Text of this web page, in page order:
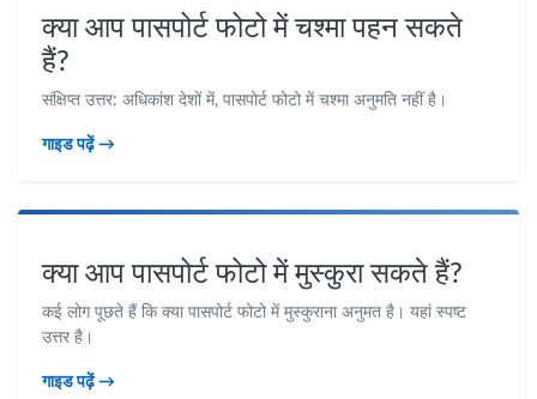
क्या आप पासपोर्ट फोटो में चश्मा पहन सकते
हैं?
संक्षिप्त उत्तर: अधिकांश देशों में, पासपोर्ट फोटो में चश्मा अनुमति नहीं है।
गाइड पढ़ें →
क्या आप पासपोर्ट फोटो में मुस्कुरा सकते हैं?
कई लोग पूछते हैं कि क्या पासपोर्ट फोटो में मुस्कुराना अनुमत है। यहां स्पष्ट
उत्तर है।
गाइड पढ़ें →